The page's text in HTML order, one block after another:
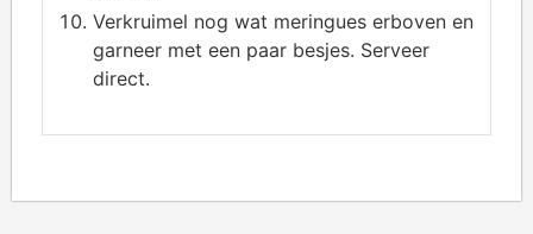
Verkruimel nog wat meringues erboven en
garneer met een paar besjes. Serveer
direct.